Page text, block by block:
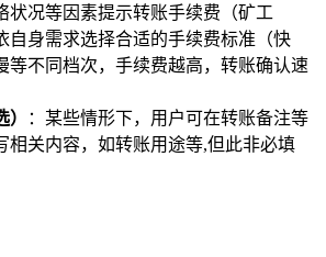
状况等因素提示转账手续费（矿工
自身需求选择合适的手续费标准（快
等不同档次，手续费越高，转账确认速
：某些情形下，用户可在转账备注等
相关内容，如转账用途等,但此非必填